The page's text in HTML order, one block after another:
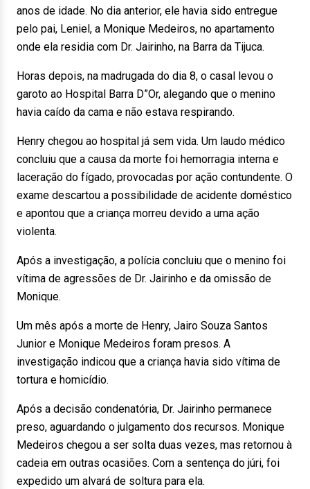
anos de idade. No dia anterior, ele havia sido entregue
pelo pai, Leniel, a Monique Medeiros, no apartamento
onde ela residia com Dr. Jairinho, na Barra da Tijuca.
Horas depois, na madrugada do dia 8, o casal levou o
garoto ao Hospital Barra D”Or, alegando que o menino
havia caído da cama e não estava respirando.
Henry chegou ao hospital já sem vida. Um laudo médico
concluiu que a causa da morte foi hemorragia interna e
laceração do fígado, provocadas por ação contundente. O
exame descartou a possibilidade de acidente doméstico
e apontou que a criança morreu devido a uma ação
violenta.
Após a investigação, a polícia concluiu que o menino foi
vítima de agressões de Dr. Jairinho e da omissão de
Monique.
Um mês após a morte de Henry, Jairo Souza Santos
Junior e Monique Medeiros foram presos. A
investigação indicou que a criança havia sido vítima de
tortura e homicídio.
Após a decisão condenatória, Dr. Jairinho permanece
preso, aguardando o julgamento dos recursos. Monique
Medeiros chegou a ser solta duas vezes, mas retornou à
cadeia em outras ocasiões. Com a sentença do júri, foi
expedido um alvará de soltura para ela.